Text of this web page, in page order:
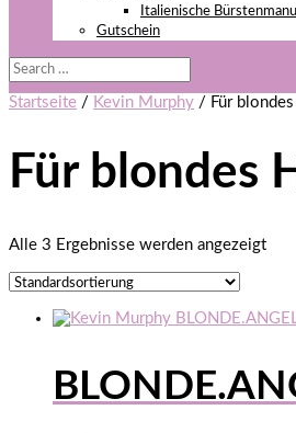
Italienische
Gutschein
Startseite / Kevin Murphy / Für blondes
Für blondes
Alle 3 Ergebnisse werden angezeigt